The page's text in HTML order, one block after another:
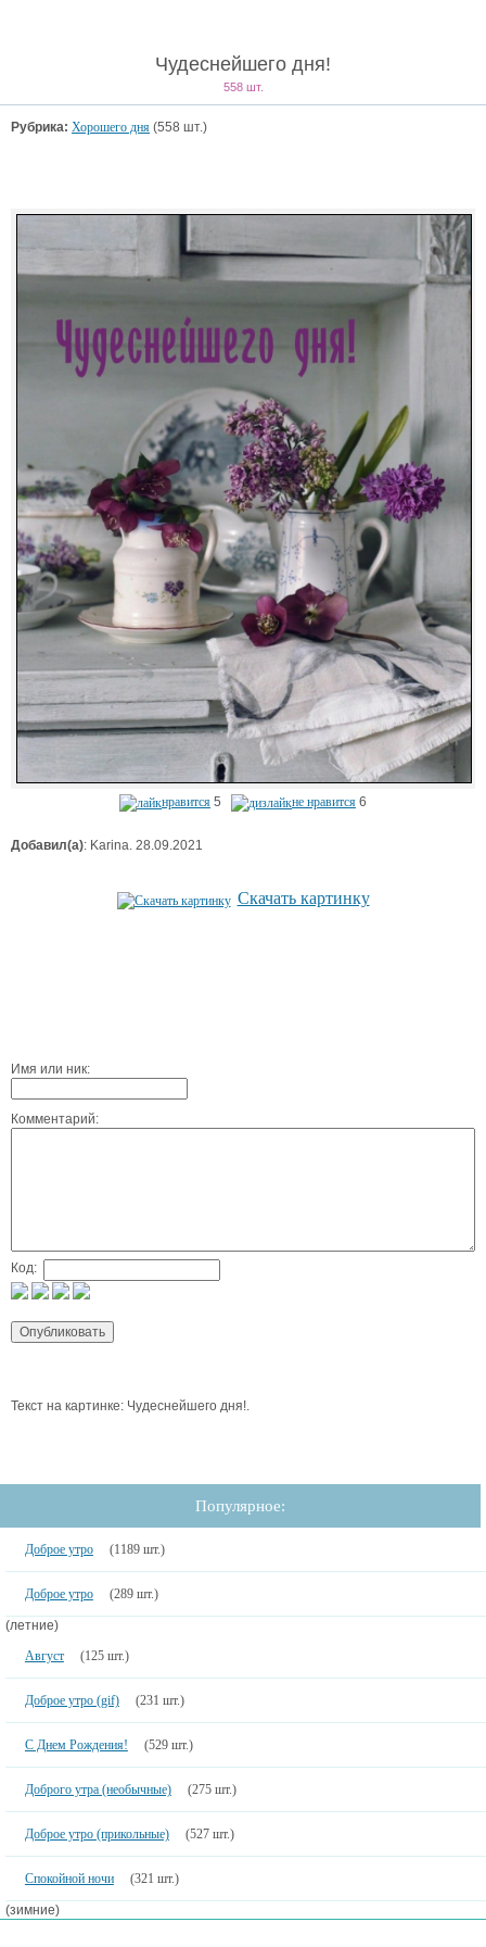
Чудеснейшего дня!
558 шт.
Рубрика: Хорошего дня (558 шт.)
нравится 5 не нравится 6
Добавил(а): Karina. 28.09.2021
Скачать картинку
Имя или ник:
Комментарий:
Код:
Текст на картинке: Чудеснейшего дня!.
Популярное:
Доброе утро (1189 шт.)
Доброе утро (289 шт.)
(летние)
Август
(125 шт.)
Доброе утро (gif) (231 шт.)
С Днем Рождения! (529 шт.)
Доброго утра (необычные) (275 шт.)
Доброе утро (прикольные) (527 шт.)
Спокойной ночи (321 шт.)
(зимние)